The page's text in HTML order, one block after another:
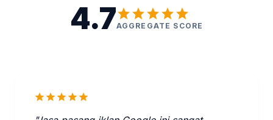
4.7starstarstarstarstar
AGGREGATE SCORE
starstarstarstarstar